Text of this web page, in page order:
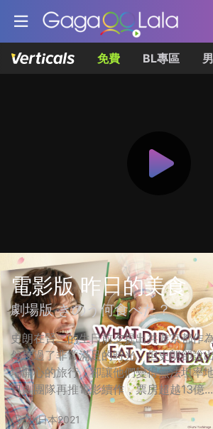
免費 BL專區
電影版 昨日的美食
劇場版 きのう何食べた？
史朗在賢二的生日前夕提出共遊京都作
然度過了非常滿足的時光，但史朗卻說
場開心的旅行，卻讓他們變得無法坦
日劇團隊再推電影續作，票房超越13億...
2h日本2021